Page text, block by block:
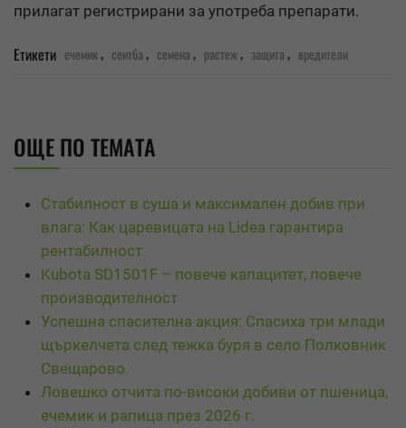
прилагат регистрирани за употреба препарати.
Етикети ечемик, сеитба, семена, растеж, защита, вредители
ОЩЕ ПО ТЕМАТА
Стабилност в суша и максимален добив при
влага: Как царевицата на Lidea гарантира
рентабилност
Kubota SD1501F – повече капацитет, повече
производителност
Успешна спасителна акция: Спасиха три млади
щъркелчета след тежка буря в село Полковник
Свещарово
Ловешко отчита по-високи добиви от пшеница,
ечемик и рапица през 2026 г.